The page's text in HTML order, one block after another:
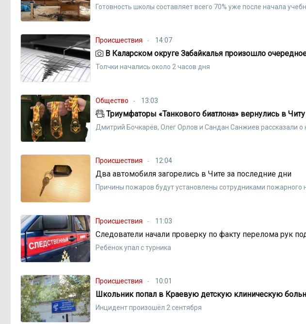
Готовность школы составляет всего 70% уже после начала
Происшествия 14:07
В Каларском округе Забайкалья произошло
Толчки начались около 2 часов дня
Общество 13:03
Триумфаторы «Танкового биатлона» вернулись в Читу
Дмитрий Бочкарёв, Олег Орлов и Сандан Санжиев рассказали о
Происшествия 12:04
Два автомобиля загорелись в Чите за последние дни
Причины пoжаров будут установлены сотрудниками пожарного
Происшествия 11:03
Следователи начали проверку по факту перелома рук
Ребёнок упал с турника
Происшествия 10:01
Школьник попал в Краевую детскую клиническую
Инцидент произошёл 2 сентября